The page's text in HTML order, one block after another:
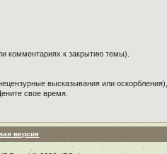
комментариях к закрытию темы).
высказывания или
свое время.
версия